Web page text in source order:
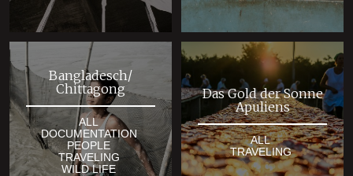
Bangladesch/
Chittagong
ALL
DOCUMENTATION
PEOPLE
TRAVELING
WILD LIFE
Das Gold der Sonne
Apuliens
ALL
TRAVELING